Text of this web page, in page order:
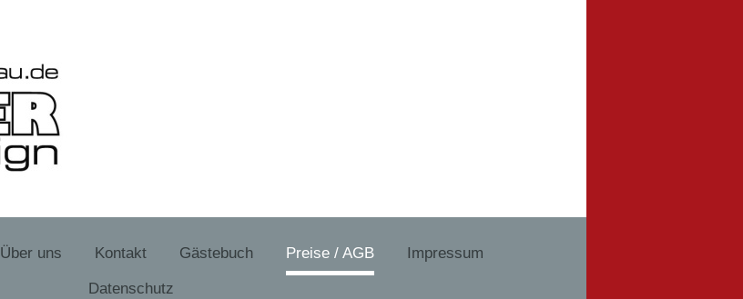
Über uns Kontakt Gästebuch Preise / AGB Impressum
Datenschutz